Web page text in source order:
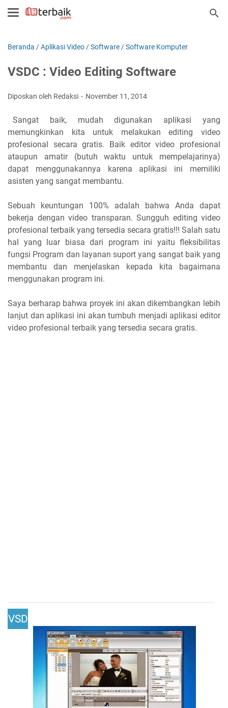
Beranda /Aplikasi Video /Software /Software Komputer
VSDC : Video Editing Software
Diposkan oleh Redaksi November 11, 2014
Sangat baik, mudah digunakan aplikasi yang
memungkinkan kita untuk melakukan editing video
profesional secara gratis. Baik editor video profesional
ataupun amatir (butuh waktu untuk mempelajarinya)
dapat menggunakannya karena aplikasi ini memiliki
asisten yang sangat membantu.
Sebuah keuntungan 100% adalah bahwa Anda dapat
bekerja dengan video transparan. Sungguh editing video
profesional terbaik yang tersedia secara gratis!!! Salah satu
hal yang luar biasa dari program ini yaitu fleksibilitas
fungsi Program dan layanan suport yang sangat baik yang
membantu dan menjelaskan kepada kita bagaimana
menggunakan program ini.
Saya berharap bahwa proyek ini akan dikembangkan lebih
lanjut dan aplikasi ini akan tumbuh menjadi aplikasi editor
video profesional terbaik yang tersedia secara gratis.
VSD